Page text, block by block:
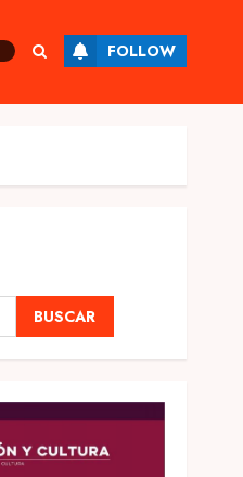
FOLLOW
BUSCAR